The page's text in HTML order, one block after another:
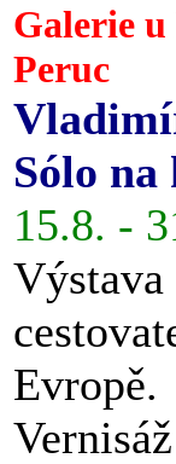
Galerie
Peruc
Sólo na
15.8. -
Evropě.